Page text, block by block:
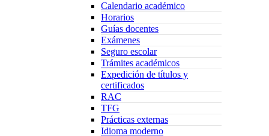
Calendario académico
Horarios
Guías docentes
Exámenes
Seguro escolar
Trámites académicos
Expedición de títulos y
certificados
RAC
TFG
Prácticas externas
Idioma moderno